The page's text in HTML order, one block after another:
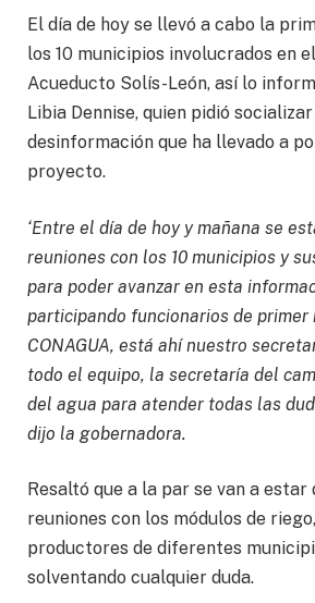
El día de hoy se llevó a cabo la
los 10 municipios involucrados en
Acueducto Solís-León, así lo
Libia Dennise, quien pidió
desinformación que ha llevado a
proyecto.
‘Entre el día de hoy y mañana se
reuniones con los 10 municipios y
para poder avanzar en esta
participando funcionarios de primer
CONAGUA, está ahí nuestro
todo el equipo, la secretaría del
del agua para atender todas las
dijo la gobernadora.
Resaltó que a la par se van a
reuniones con los módulos de
productores de diferentes
solventando cualquier duda.